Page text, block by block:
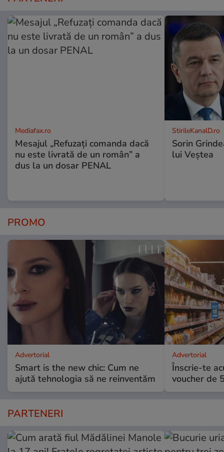
Mediafax.ro
Mesajul „Refuzați comanda dacă
nu este livrată de un român” a
dus la un dosar PENAL
StirileKanalD.ro
Sorin
lui Veștea
PROMO
Advertorial
Smart is the new chic: Cum ne
ajută tehnologia să ne reinventăm
Advertorial
Înscrie-te
voucher de
PARTENERI